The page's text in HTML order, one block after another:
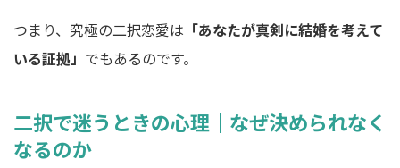
つまり、究極の二択恋愛は 「あなたが真剣に結婚を考えて
いる証拠」 でもあるのです。
二択で迷うときの心理｜なぜ決められなく
なるのか